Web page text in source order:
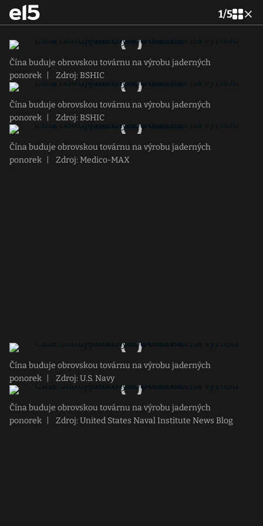
1/5
Čína buduje obrovskou továrnu na výrobu jaderných
ponorek
Zdroj: BSHIC
Čína buduje obrovskou továrnu na výrobu jaderných
ponorek
Zdroj: BSHIC
Čína buduje obrovskou továrnu na výrobu jaderných
ponorek
Zdroj: Medico-MAX
Čína buduje obrovskou továrnu na výrobu jaderných
ponorek
Zdroj: U.S. Navy
Čína buduje obrovskou továrnu na výrobu jaderných
ponorek
Zdroj: United States Naval Institute News Blog